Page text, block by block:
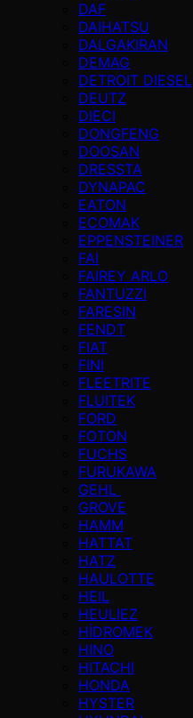
DAF
DAIHATSU
DALGAKIRAN
DEMAG
DETROIT DIESEL
DEUTZ
DIECI
DONGFENG
DOOSAN
DRESSTA
DYNAPAC
EATON
ECOMAK
EPPENSTEINER
FAI
FAIREY ARLO
FANTUZZI
FARESIN
FENDT
FIAT
FINI
FLEETRITE
FLUITEK
FORD
FOTON
FUCHS
FURUKAWA
GEHL
GROVE
HAMM
HATTAT
HATZ
HAULOTTE
HEIL
HEULIEZ
HİDROMEK
HINO
HITACHI
HONDA
HYSTER